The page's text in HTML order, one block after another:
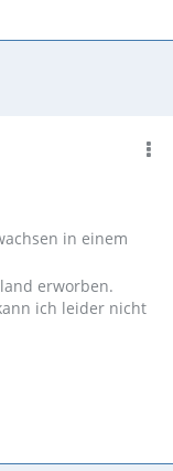
in einem
erworben.
ich leider nicht